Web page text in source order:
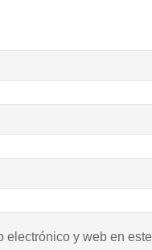
electrónico y web en